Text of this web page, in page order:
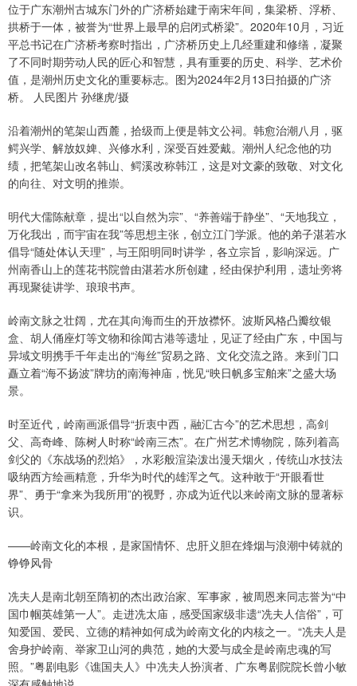
位于广东潮州古城东门外的广济桥始建于南宋年间，集梁桥、浮桥、
拱桥于一体，被誉为“世界上最早的启闭式桥梁”。2020年10月，习近
平总书记在广济桥考察时指出，广济桥历史上几经重建和修缮，凝聚
了不同时期劳动人民的匠心和智慧，具有重要的历史、科学、艺术价
值，是潮州历史文化的重要标志。图为2024年2月13日拍摄的广济
桥。 人民图片 孙继虎/摄
沿着潮州的笔架山西麓，拾级而上便是韩文公祠。韩愈治潮八月，驱
鳄兴学、解放奴婢、兴修水利，深受百姓爱戴。潮州人纪念他的功
绩，把笔架山改名韩山、鳄溪改称韩江，这是对文豪的致敬、对文化
的向往、对文明的推崇。
明代大儒陈献章，提出“以自然为宗”、“养善端于静坐”、“天地我立，
万化我出，而宇宙在我”等思想主张，创立江门学派。他的弟子湛若水
倡导“随处体认天理”，与王阳明同时讲学，各立宗旨，影响深远。广
州南香山上的莲花书院曾由湛若水所创建，经由保护利用，遗址旁将
再现聚徒讲学、琅琅书声。
岭南文脉之壮阔，尤在其向海而生的开放襟怀。波斯风格凸瓣纹银
盒、胡人俑座灯等文物和徐闻古港等遗址，见证了经由广东，中国与
异域文明携手千年走出的“海丝”贸易之路、文化交流之路。来到门口
矗立着“海不扬波”牌坊的南海神庙，恍见“映日帆多宝舶来”之盛大场
景。
时至近代，岭南画派倡导“折衷中西，融汇古今”的艺术思想，高剑
父、高奇峰、陈树人时称“岭南三杰”。在广州艺术博物院，陈列着高
剑父的《东战场的烈焰》，水彩般渲染泼出漫天烟火，传统山水技法
吸纳西方绘画精意，升华为时代的雄浑之气。这种敢于“开眼看世
界”、勇于“拿来为我所用”的视野，亦成为近代以来岭南文脉的显著标
识。
——岭南文化的本根，是家国情怀、忠肝义胆在烽烟与浪潮中铸就的
铮铮风骨
冼夫人是南北朝至隋初的杰出政治家、军事家，被周恩来同志誉为“中
国巾帼英雄第一人”。走进冼太庙，感受国家级非遗“冼夫人信俗”，可
知爱国、爱民、立德的精神如何成为岭南文化的内核之一。“冼夫人是
舍身护岭南、举家卫山河的典范，她的大爱与成全是岭南忠魂的写
照。”粤剧电影《谯国夫人》中冼夫人扮演者、广东粤剧院院长曾小敏